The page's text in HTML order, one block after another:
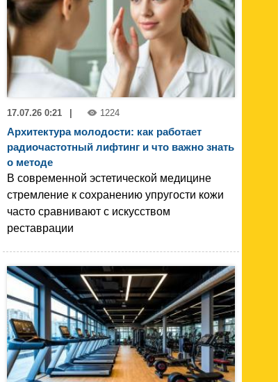
17.07.26 0:21 1224
Архитектура молодости: как работает
радиочастотный лифтинг и что важно знать
о методе
В современной эстетической медицине
стремление к сохранению упругости кожи
часто сравнивают с искусством
реставрации